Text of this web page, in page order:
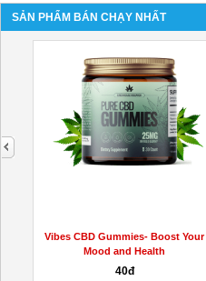
SẢN PHẨM BÁN CHẠY NHẤT
Vibes CBD Gummies- Boost Your
Mood and Health
40đ
next